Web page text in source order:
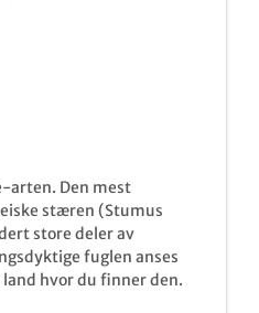
arten. Den mest
stæren (Stumus
store deler av
fuglen anses
hvor du finner den.